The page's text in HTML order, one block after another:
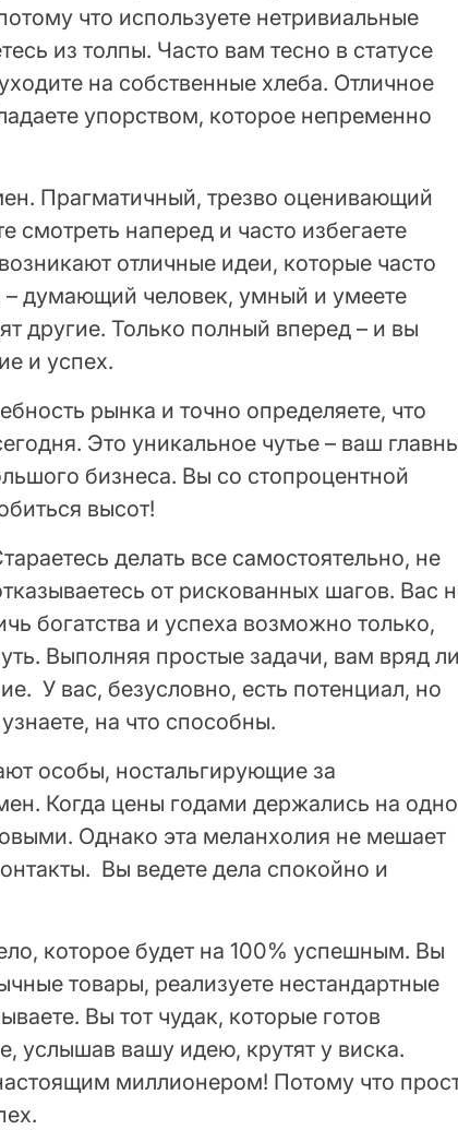
что используете нетривиальные
из толпы. Часто вам тесно в статусе
на собственные хлеба. Отличное
упорством, которое непременно
Прагматичный, трезво оценивающий
наперед и часто избегаете
отличные идеи, которые часто
думающий человек, умный и умеете
другие. Только полный вперед – и вы
и успех.
рынка и точно определяете, что
Это уникальное чутье – ваш
бизнеса. Вы со стопроцентной
высот!
делать все самостоятельно, не
от рискованных шагов. Вас
богатства и успеха возможно только,
Выполняя простые задачи, вам вряд ли
У вас, безусловно, есть потенциал, но
на что способны.
особы, ностальгирующие за
Когда цены годами держались на
Однако эта меланхолия не мешает
Вы ведете дела спокойно и
которое будет на 100% успешным. Вы
товары, реализуете нестандартные
Вы тот чудак, которые готов
услышав вашу идею, крутят у виска.
миллионером! Потому что